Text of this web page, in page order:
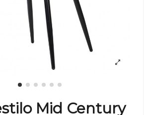
Mid Century